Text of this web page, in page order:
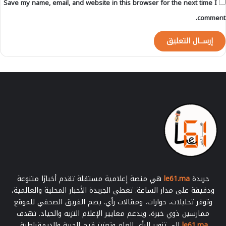
ت
ف
ص
ي
ل
Save my name, email, and website in this browser for the next time I
comment.
جريدةle61.ma هي منصة إعلامية مستقلة تقدم أخبارًا متنوعة
ودقيقة على مدار الساعة. تغطي الجريدة الأخبار المحلية والعالمية،
وتوفر تحليلات، حوارات، ومقالات رأي. يضم الفريق الصحفي للموقع
ممارسين ذوي خبرة، ويدعم معايير الإعلام النزيه والحياد. تهدف